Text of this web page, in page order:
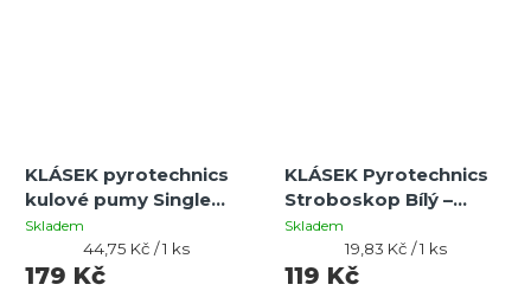
KLÁSEK pyrotechnics
kulové pumy Single
Shots Signature Range
30mm 4 ks
Skladem
179 Kč
Měrná
cena:
44,75 Kč / 1 ks
KLÁSEK Pyrotechnics
Stroboskop Bílý –
60sekundový oslnivý
stroboskop pro
světelné efekty (balení
Skladem
119 Kč
Měrná
cena:
19,83 Kč / 1 ks